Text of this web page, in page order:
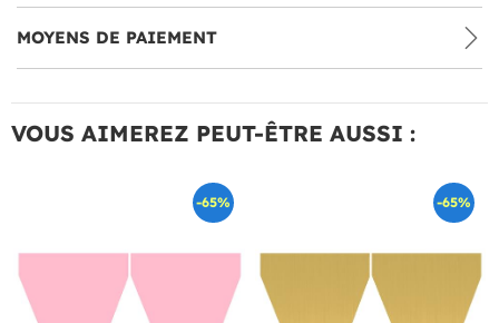
MOYENS DE PAIEMENT
VOUS AIMEREZ PEUT-ÊTRE AUSSI :
-65% -65%